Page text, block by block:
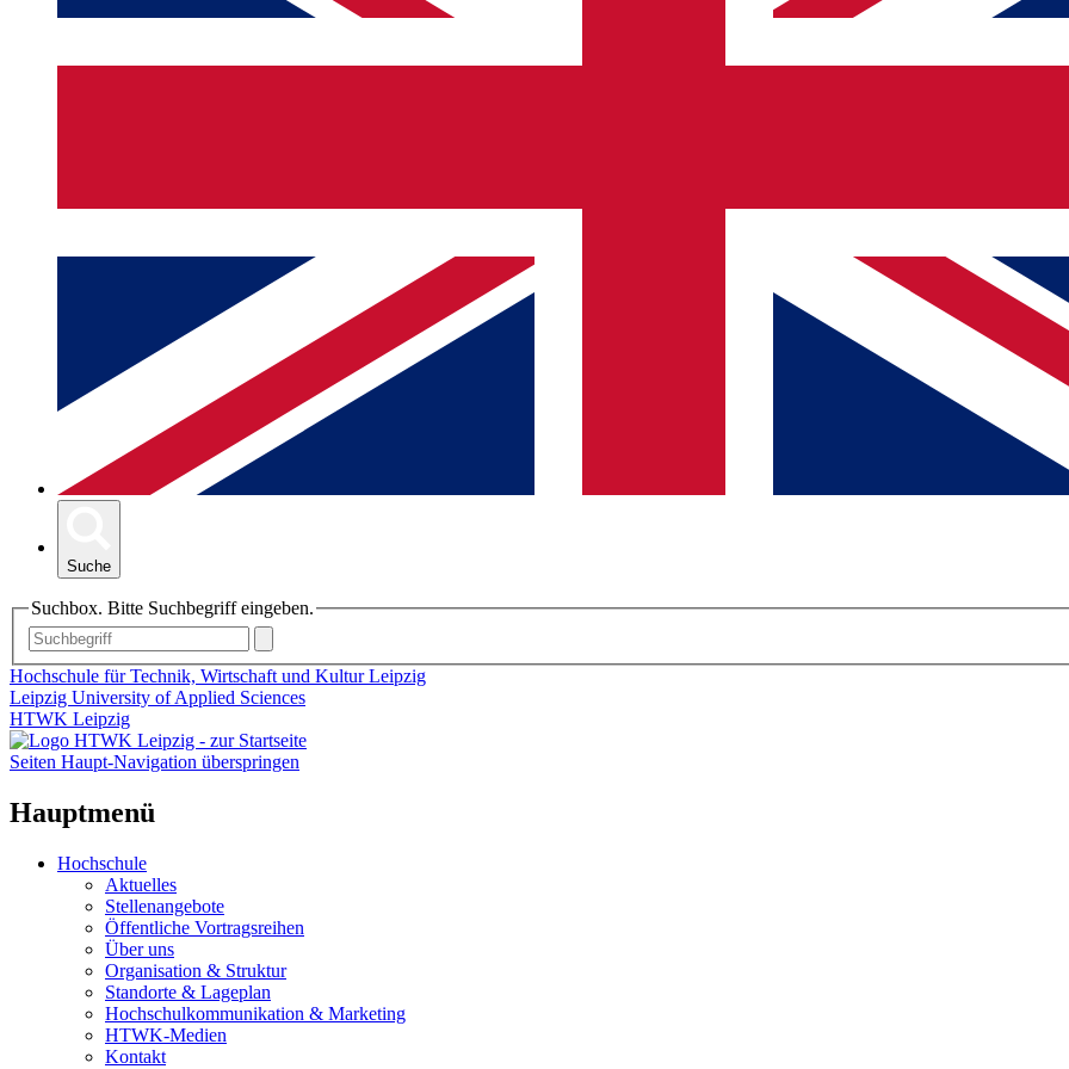
Suche
Suchbox. Bitte Suchbegriff eingeben.
Hochschule für Technik, Wirtschaft und Kultur Leipzig
Leipzig University of Applied Sciences
HTWK Leipzig
Seiten Haupt-Navigation überspringen
Hauptmenü
Hochschule
Aktuelles
Stellenangebote
Öffentliche Vortragsreihen
Über uns
Organisation & Struktur
Standorte & Lageplan
Hochschulkommunikation & Marketing
HTWK-Medien
Kontakt